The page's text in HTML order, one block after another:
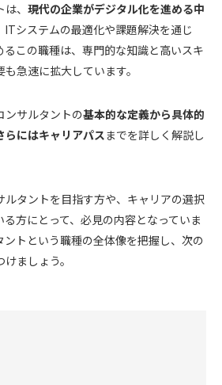
、 現代の企業がデジタル化を進める中
ITシステムの最適化や課題解決を通じ
るこの職種は、専門的な知識と高いスキ
急速に拡大しています。
ンサルタントの基本的な定義から具体的
らにはキャリアパスまでを詳しく解説し
ルタントを目指す方や、キャリアの選択
方にとって、必見の内容となっていま
トという職種の全体像を把握し、次の
ましょう。